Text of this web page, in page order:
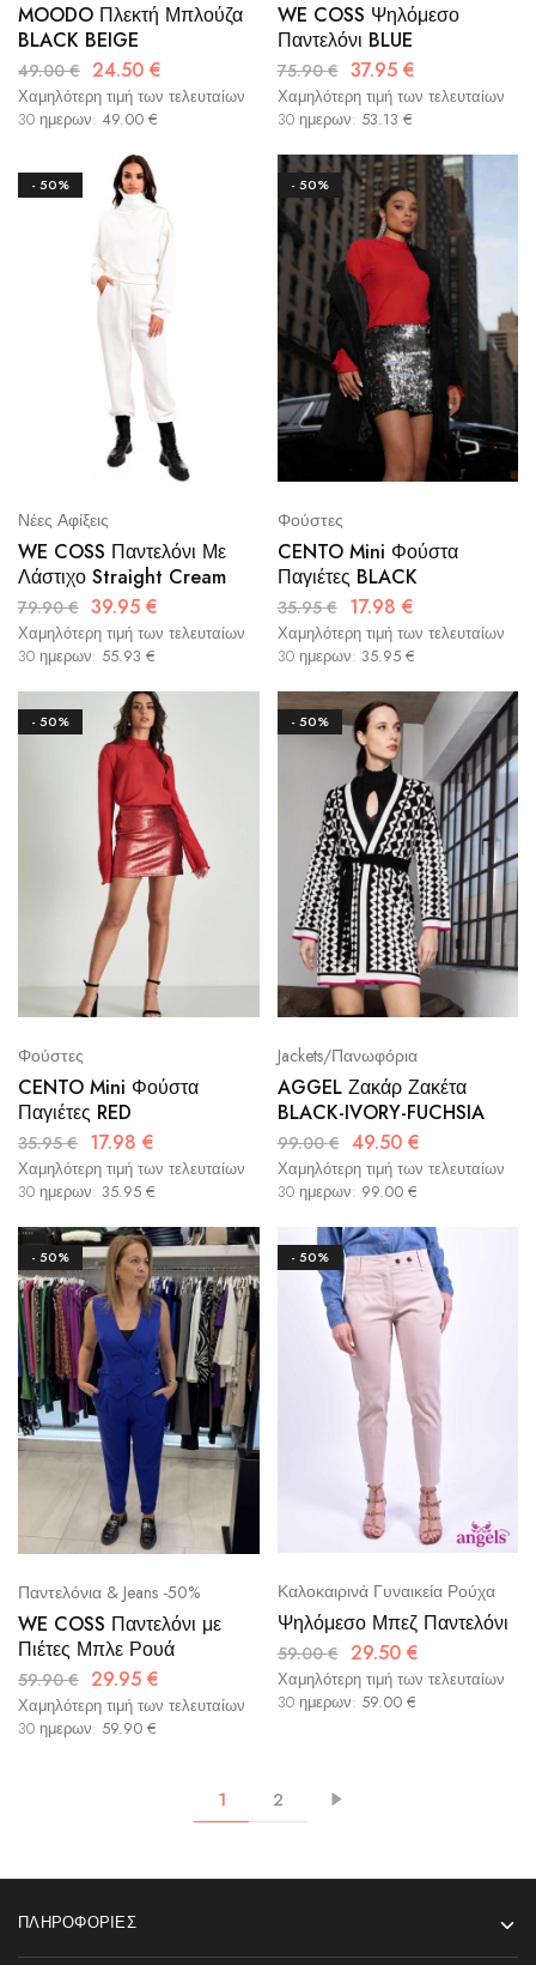
MOODO Πλεκτή Μπλούζα
BLACK BEIGE
49.00€ 24.50 €
Χαμηλότερη τιμή των τελευταίων
30 ημερων: 49.00 €
WE COSS Ψηλόμεσο
Παντελόνι BLUE
75.90€ 37.95 €
Χαμηλότερη τιμή των τελευταίων
30 ημερων: 53.13 €
- 50%
Νέες Αφίξεις
WE COSS Παντελόνι Με
Λάστιχο Straight Cream
79.90€ 39.95 €
Χαμηλότερη τιμή των τελευταίων
30 ημερων: 55.93 €
- 50%
Φούστες
CENTO Mini Φούστα
Παγιέτες BLACK
35.95€ 17.98 €
Χαμηλότερη τιμή των τελευταίων
30 ημερων: 35.95 €
- 50%
Φούστες
CENTO Mini Φούστα
Παγιέτες RED
35.95€ 17.98 €
Χαμηλότερη τιμή των τελευταίων
30 ημερων: 35.95 €
- 50%
Jackets/Πανωφόρια
AGGEL Ζακάρ Ζακέτα
BLACK-IVORY-FUCHSIA
99.00€ 49.50 €
Χαμηλότερη τιμή των τελευταίων
30 ημερων: 99.00 €
- 50%
Παντελόνια & Jeans -50%
WE COSS Παντελόνι με
Πιέτες Μπλε Ρουά
59.90€ 29.95 €
Χαμηλότερη τιμή των τελευταίων
30 ημερων: 59.90 €
- 50%
Καλοκαιρινά Γυναικεία Ρούχα
Ψηλόμεσο Μπεζ Παντελόνι
59.00€ 29.50 €
Χαμηλότερη τιμή των τελευταίων
30 ημερων: 59.00 €
1 2
ΠΛΗΡΟΦΟΡΊΕΣ